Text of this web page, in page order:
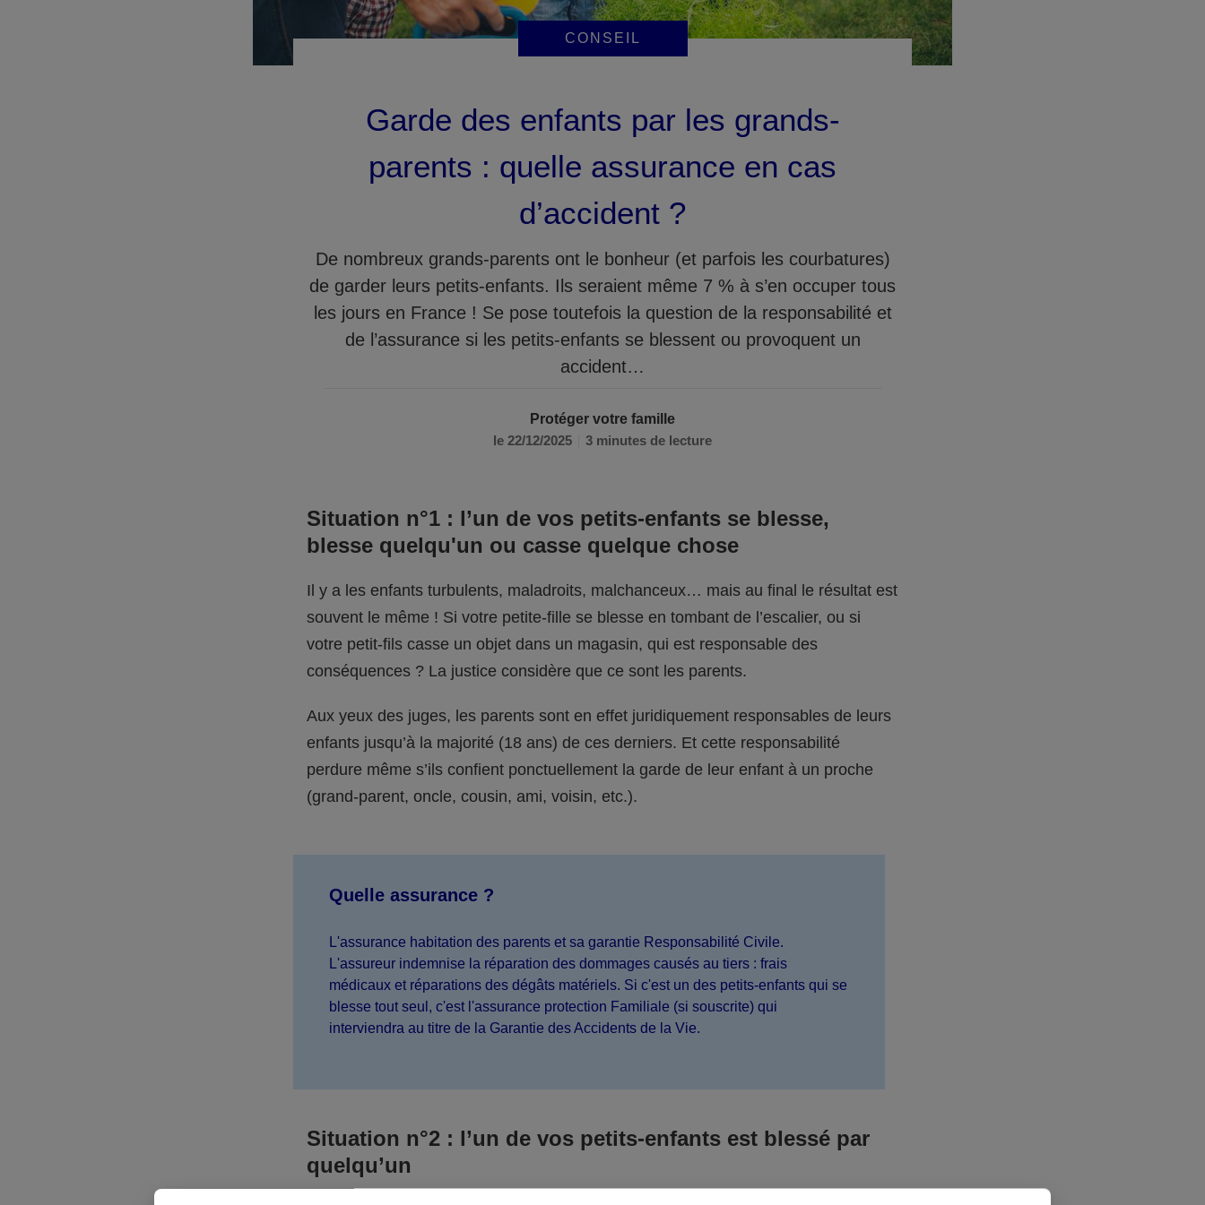
CONSEIL
Protéger votre famille
le 22/12/2025
3 minutes de lecture
Garde des enfants par les grands-
parents : quelle assurance en cas
d’accident ?
De nombreux grands-parents ont le bonheur (et parfois les courbatures)
de garder leurs petits-enfants. Ils seraient même 7 % à s’en occuper tous
les jours en France ! Se pose toutefois la question de la responsabilité et
de l’assurance si les petits-enfants se blessent ou provoquent un
accident…
Situation n°1 : l’un de vos petits-enfants se blesse,
blesse quelqu'un ou casse quelque chose
Il y a les enfants turbulents, maladroits, malchanceux… mais au final le résultat est
souvent le même ! Si votre petite-fille se blesse en tombant de l’escalier, ou si
votre petit-fils casse un objet dans un magasin, qui est responsable des
conséquences ? La justice considère que ce sont les parents.
Aux yeux des juges, les parents sont en effet juridiquement responsables de leurs
enfants jusqu’à la majorité (18 ans) de ces derniers. Et cette responsabilité
perdure même s’ils confient ponctuellement la garde de leur enfant à un proche
(grand-parent, oncle, cousin, ami, voisin, etc.).
Quelle assurance ?
L'assurance habitation des parents et sa garantie Responsabilité Civile.
L'assureur indemnise la réparation des dommages causés au tiers : frais
médicaux et réparations des dégâts matériels. Si c'est un des petits-enfants qui se
blesse tout seul, c'est l'assurance protection Familiale (si souscrite) qui
interviendra au titre de la Garantie des Accidents de la Vie.
Situation n°2 : l’un de vos petits-enfants est blessé par
quelqu’un